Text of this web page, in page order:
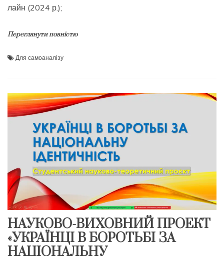
лайн (2024 р.);
Переглянути повністю
Для самоаналізу
НАУКОВО-ВИХОВНИЙ ПРОЕКТ
«УКРАЇНЦІ В БОРОТЬБІ ЗА
НАЦІОНАЛЬНУ